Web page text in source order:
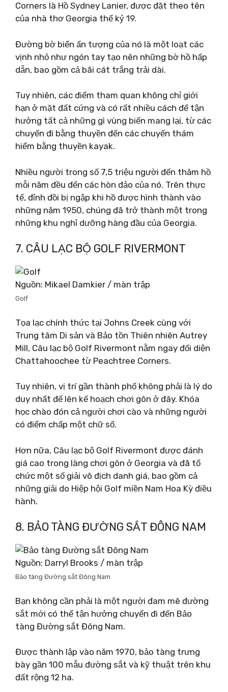
Corners là Hồ Sydney Lanier, được đặt theo tên
của nhà thơ Georgia thế kỷ 19.
Đường bờ biển ấn tượng của nó là một loạt các
vịnh nhỏ như ngón tay tạo nên những bờ hồ hấp
dẫn, bao gồm cả bãi cát trắng trải dài.
Tuy nhiên, các điểm tham quan không chỉ giới
hạn ở mặt đất cứng và có rất nhiều cách để tận
hưởng tất cả những gì vùng biển mang lại, từ các
chuyến đi bằng thuyền đến các chuyến thám
hiểm bằng thuyền kayak.
Nhiều người trong số 7,5 triệu người đến thăm hồ
mỗi năm đều đến các hòn đảo của nó. Trên thực
tế, đỉnh đồi bị ngập khi hồ được hình thành vào
những năm 1950, chúng đã trở thành một trong
những khu nghỉ dưỡng hàng đầu của Georgia.
7. CÂU LẠC BỘ GOLF RIVERMONT
Nguồn: Mikael Damkier / màn trập
Golf
Tọa lạc chính thức tại Johns Creek cùng với
Trung tâm Di sản và Bảo tồn Thiên nhiên Autrey
Mill, Câu lạc bộ Golf Rivermont nằm ngay đối diện
Chattahoochee từ Peachtree Corners.
Tuy nhiên, vị trí gần thành phố không phải là lý do
duy nhất để lên kế hoạch chơi gôn ở đây. Khóa
học chào đón cả người chơi cào và những người
có điểm chấp một chữ số.
Hơn nữa, Câu lạc bộ Golf Rivermont được đánh
giá cao trong làng chơi gôn ở Georgia và đã tổ
chức một số giải vô địch danh giá, bao gồm cả
những giải do Hiệp hội Golf miền Nam Hoa Kỳ điều
hành.
8. BẢO TÀNG ĐƯỜNG SẮT ĐÔNG NAM
Nguồn: Darryl Brooks / màn trập
Bảo tàng Đường sắt Đông Nam
Bạn không cần phải là một người đam mê đường
sắt mới có thể tận hưởng chuyến đi đến Bảo
tàng Đường sắt Đông Nam.
Được thành lập vào năm 1970, bảo tàng trưng
bày gần 100 mẫu đường sắt và kỹ thuật trên khu
đất rộng 12 ha.